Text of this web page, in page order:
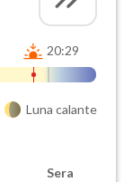
20:29
Luna calante
Sera